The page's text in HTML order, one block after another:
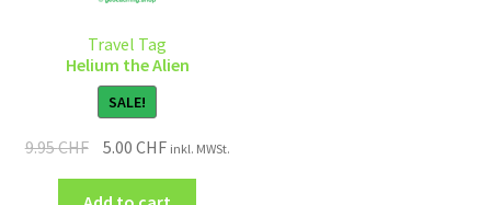
Travel Tag
Helium the Alien
SALE!
9.95CHF 5.00 CHF inkl. MWSt.